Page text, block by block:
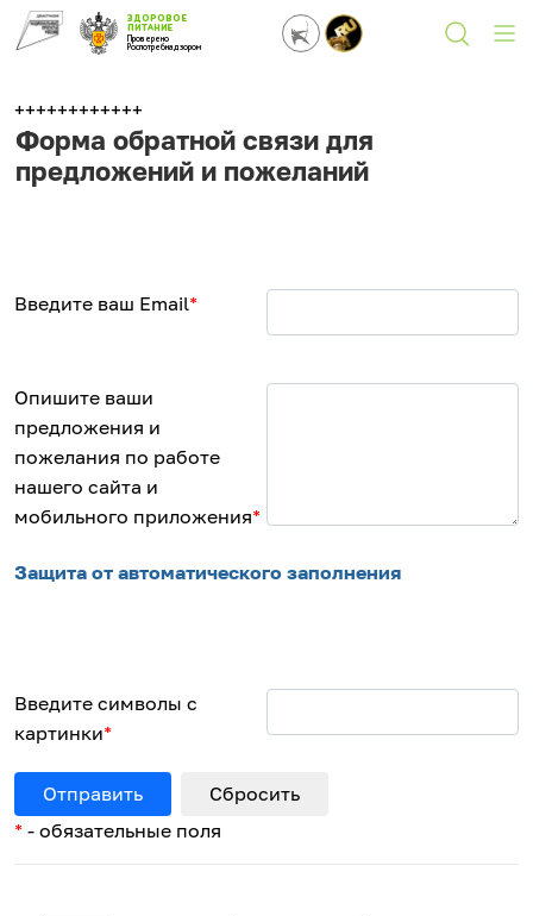
ЗДОРОВОЕ
ПИТАНИЕ
Проверено
Роспотребнадзором
++++++++++++
Форма обратной связи для
предложений и пожеланий
Введите ваш Email*
Опишите ваши
предложения и
пожелания по работе
нашего сайта и
мобильного приложения*
Защита от автоматического заполнения
Введите символы с
картинки*
* - обязательные поля